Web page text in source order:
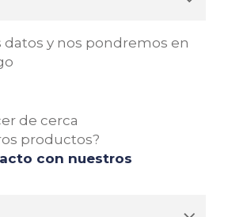
datos y nos pondremos en
de cerca
productos?
con nuestros